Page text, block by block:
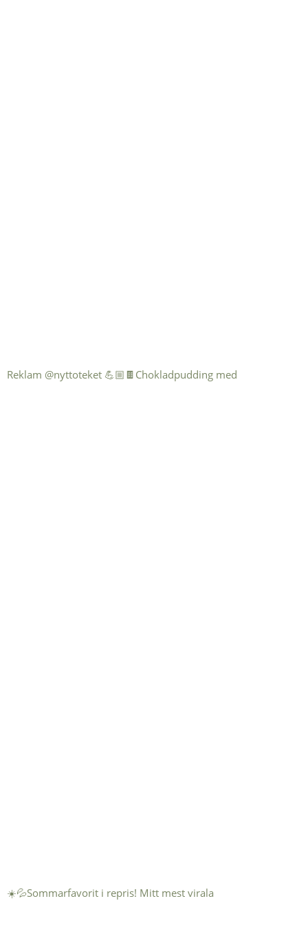
Reklam @nyttoteket 💪🏼🍫Chokladpudding med
☀️💦Sommarfavorit i repris! Mitt mest virala